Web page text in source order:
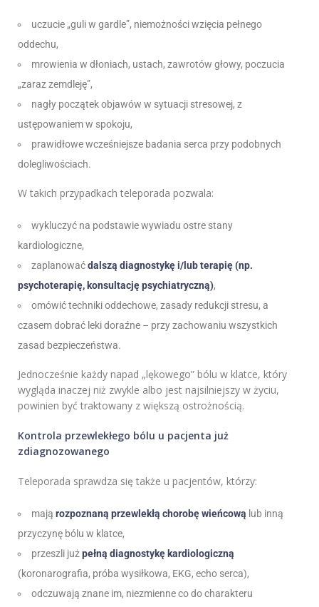
uczucie „guli w gardle”, niemożności wzięcia pełnego
oddechu,
mrowienia w dłoniach, ustach, zawrotów głowy, poczucia
„zaraz zemdleję”,
nagły początek objawów w sytuacji stresowej, z
ustępowaniem w spokoju,
prawidłowe wcześniejsze badania serca przy podobnych
dolegliwościach.
W takich przypadkach teleporada pozwala:
wykluczyć na podstawie wywiadu ostre stany
kardiologiczne,
zaplanowaćdalszą diagnostykę i/lub terapię (np.
psychoterapię, konsultację psychiatryczną),
omówić techniki oddechowe, zasady redukcji stresu, a
czasem dobrać leki doraźne – przy zachowaniu wszystkich
zasad bezpieczeństwa.
Jednocześnie każdy napad „lękowego” bólu w klatce, który
wygląda inaczej niż zwykle albo jest najsilniejszy w życiu,
powinien być traktowany z większą ostrożnością.
Kontrola przewlekłego bólu u pacjenta już
zdiagnozowanego
Teleporada sprawdza się także u pacjentów, którzy:
mają rozpoznaną przewlekłą chorobę wieńcową lub inną
przyczynę bólu w klatce,
przeszli jużpełną diagnostykę kardiologiczną
(koronarografia, próba wysiłkowa, EKG, echo serca),
odczuwają znane im, niezmienne co do charakteru